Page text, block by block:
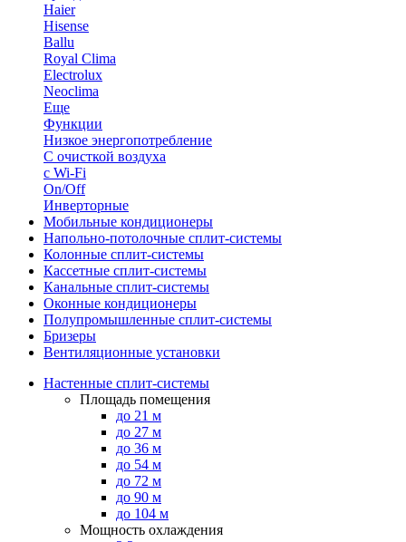
Haier
Hisense
Ballu
Royal Clima
Electrolux
Neoclima
Еще
Функции
Низкое энергопотребление
С очисткой воздуха
с Wi-Fi
On/Off
Инверторные
Мобильные кондиционеры
Напольно-потолоч​ные ​сплит-системы
Колонные ​​сплит-системы
Кассетные сплит-системы
Канальные сплит-системы
Оконные кондиционеры
Полупромышленные сплит-системы
Бризеры
Вентиляционные установки
Настенные сплит-системы
Площадь помещения
до 21 м
до 27 м
до 36 м
до 54 м
до 72 м
до 90 м
до 104 м
Мощность охлаждения